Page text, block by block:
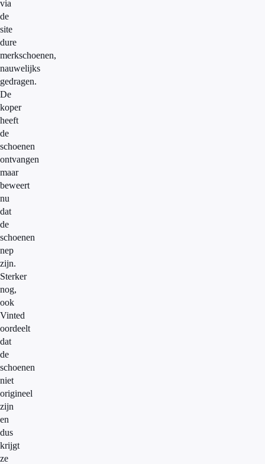
via
de
site
dure
merkschoenen,
nauwelijks
gedragen.
De
koper
heeft
de
schoenen
ontvangen
maar
beweert
nu
dat
de
schoenen
nep
zijn.
Sterker
nog,
ook
Vinted
oordeelt
dat
de
schoenen
niet
origineel
zijn
en
dus
krijgt
ze